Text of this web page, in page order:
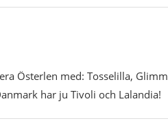
Österlen med: Tosselilla,
har ju Tivoli och Lalandia!